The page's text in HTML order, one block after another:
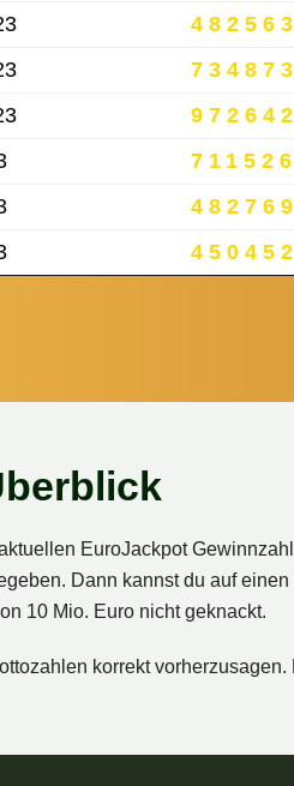
482563
734873
972642
711526
482769
450452
EuroJackpot
Dann kannst du auf
10 Mio. Euro nicht geknackt.
korrekt